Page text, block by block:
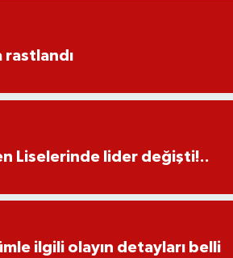
rastlandı
Liselerinde lider değişti!..
ilgili olayın detayları belli